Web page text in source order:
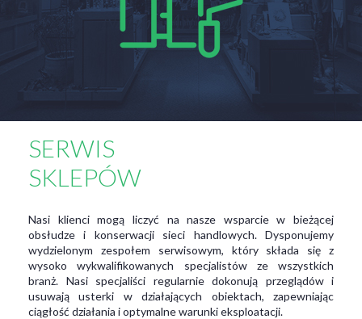
SERWIS
SKLEPÓW
Nasi klienci mogą liczyć na nasze wsparcie w bieżącej
obsłudze i konserwacji sieci handlowych. Dysponujemy
wydzielonym zespołem serwisowym, który składa się z
wysoko wykwalifikowanych specjalistów ze wszystkich
branż. Nasi specjaliści regularnie dokonują przeglądów i
usuwają usterki w działających obiektach, zapewniając
ciągłość działania i optymalne warunki eksploatacji.